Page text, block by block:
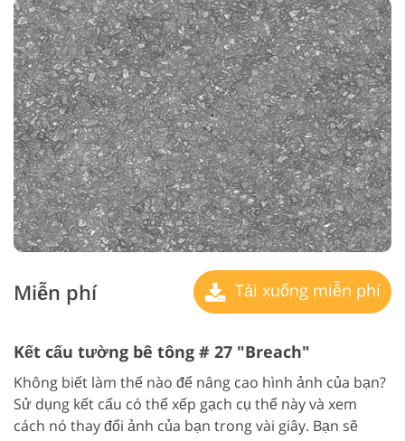
Miễn phí Tải xuống miễn phí
Kết cấu tường bê tông # 27 "Breach"
Không biết làm thế nào để nâng cao hình ảnh của bạn?
Sử dụng kết cấu có thể xếp gạch cụ thể này và xem
cách nó thay đổi ảnh của bạn trong vài giây. Bạn sẽ